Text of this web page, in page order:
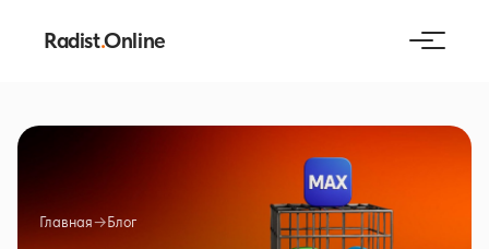
Radist.Online
Главная→Блог